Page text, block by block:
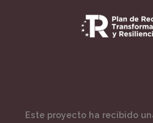
Este proyecto ha recibido